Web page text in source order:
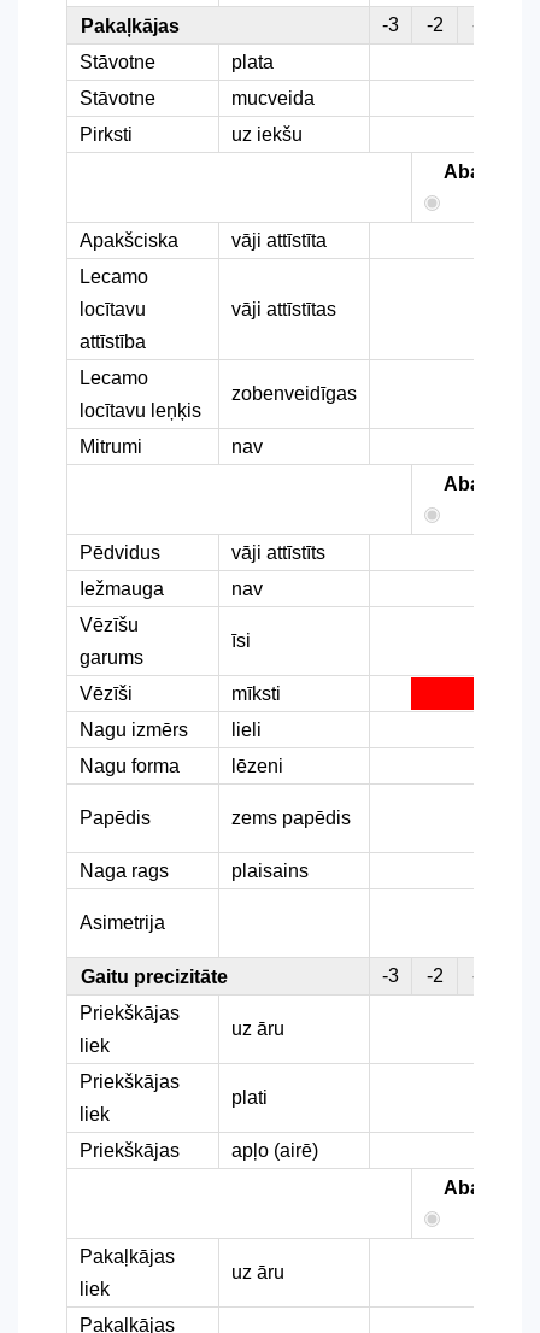
Pakaļkājas -3 -2 -1
Stāvotne
plata
Stāvotne
mucveida
Pirksti
uz iekšu
Abas
Apakšciska
vāji attīstīta
Lecamo
locītavu
attīstība
vāji attīstītas
Lecamo
locītavu leņķis
zobenveidīgas
Mitrumi
nav
Abas
Pēdvidus
vāji attīstīts
Iežmauga
nav
Vēzīšu
garums
īsi
Vēzīši
mīksti
Nagu izmērs
lieli
Nagu forma
lēzeni
Papēdis zems papēdis
Naga rags plaisains
Asimetrija
Gaitu precizitāte -3 -2 -1
Priekškājas
liek
uz āru
Priekškājas
liek
plati
Priekškājas
apļo (airē)
Abas
Pakaļkājas
liek
uz āru
Pakaļkājas